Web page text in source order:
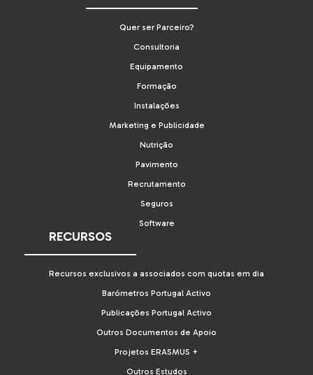
Quer ser Parceiro?
Consultoria
Equipamento
Formação
Instalações
Marketing e Publicidade
Nutrição
Pavimento
Recrutamento
Seguros
Software
RECURSOS
Recursos exclusivos a associados com quotas em dia
Barómetros Portugal Activo
Publicações Portugal Activo
Outros Documentos de Apoio
Projetos ERASMUS +
Outros Estudos